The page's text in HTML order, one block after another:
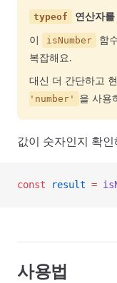
typeof
연산자
이
isNumber
함
복잡해요.
대신 더 간단하고
'number'
을 사용
값이 숫자인지 확인
const result =
사용법